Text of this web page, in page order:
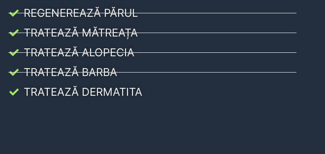
REGENEREAZĂ PĂRUL
TRATEAZĂ MĂTREAȚA
TRATEAZĂ ALOPECIA
TRATEAZĂ BARBA
TRATEAZĂ DERMATITA